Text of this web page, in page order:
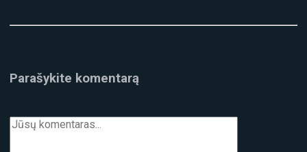
Parašykite komentarą